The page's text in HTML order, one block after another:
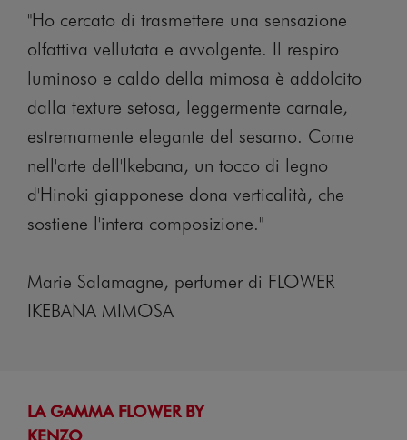
"Ho cercato di trasmettere una sensazione
olfattiva vellutata e avvolgente. Il respiro
luminoso e caldo della mimosa è addolcito
dalla texture setosa, leggermente carnale,
estremamente elegante del sesamo. Come
nell'arte dell'Ikebana, un tocco di legno
d'Hinoki giapponese dona verticalità, che
sostiene l'intera composizione."
Marie Salamagne, perfumer di FLOWER
IKEBANA MIMOSA
LA GAMMA FLOWER BY
KENZO